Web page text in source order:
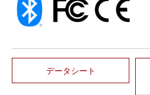
データシート